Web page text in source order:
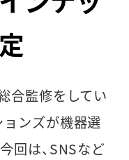
合監修をしてい
ンズが機器選
回は、SNSなど